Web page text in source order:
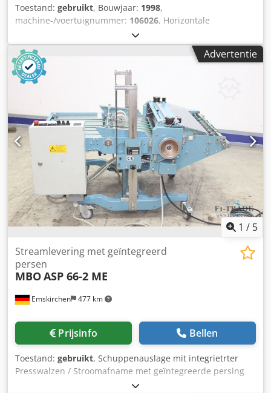
Toestand: gebruikt, Bouwjaar: 1998,
machine-/voertuignummer: 106026, Horizontale
stapeleenheid met pers- en markeerinrichting Heidelberg
SBP 46.D + MKE.DJaar 1998 - Serienr. 106026/98-263536
Velformaat min. (breedte × lengte) 120 × 100mm
Velformaat max. (breedte × lengte) 460 × 300 mm
Productdikte max. 4 mm Stapellengte 800 mm Perskracht
8.000 N Invoerhoogte 360-960 mm Online-video-inspectie
via Skype-video Wij verheugen ons op uw bezoek - meer
machines op voorraad Codpfxjh Axhds Ankjrf Onmiddellijk
beschikbaar - Kan worden geïnspecteerd Op voorraad
Emskirchen / Neurenberg - Kan getest worden
Advertentie
1 / 5
Emskirchen 477 km
Streamlevering met geïntegreerd
persen
MBOASP 66-2 ME
Prijsinfo Bellen
Toestand: gebruikt, Schuppenauslage mit integrietrter
Presswalzen / Stroomafname met geïntegreerde persing
MBO ASP 66-2 ME Baujahr / Jaar 1999 Werkbreedte max.